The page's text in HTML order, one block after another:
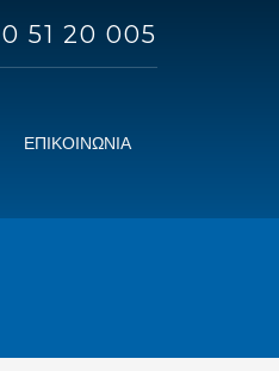
51 20 005
ΕΠΙΚΟΙΝΩΝΙΑ